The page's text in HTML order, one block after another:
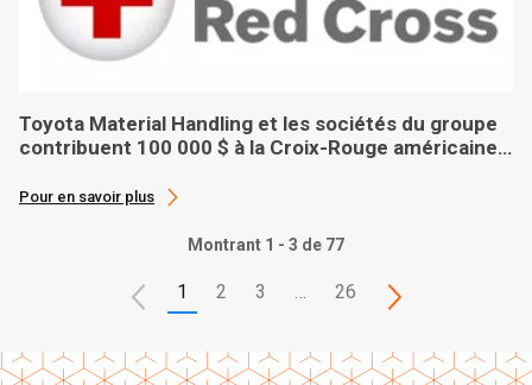
Toyota Material Handling et les sociétés du groupe
contribuent 100 000 $ à la Croix-Rouge américaine
Pour en savoir plus
Montrant 1 - 3 de 77
1 2 3 26